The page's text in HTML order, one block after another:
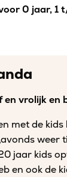
0 jaar, 1
en vrolijk en
met de kids
weer
jaar kids
en ook de